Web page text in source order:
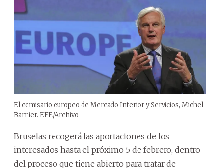
El comisario europeo de Mercado Interior y Servicios, Michel
Barnier. EFE/Archivo
Bruselas recogerá las aportaciones de los
interesados hasta el próximo 5 de febrero, dentro
del proceso que tiene abierto para tratar de